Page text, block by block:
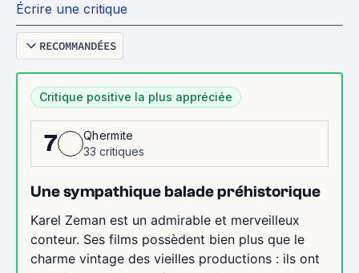
Écrire une critique
RECOMMANDÉES
Critique positive la plus appréciée
7
Qhermite
33 critiques
Une sympathique balade préhistorique
Karel Zeman est un admirable et merveilleux
conteur. Ses films possèdent bien plus que le
charme vintage des vieilles productions : ils ont